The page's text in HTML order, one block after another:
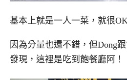
基本上就是一人一菜，就很
因為分量也還不錯，但Dong
發現，這裡是吃到飽餐廳阿！